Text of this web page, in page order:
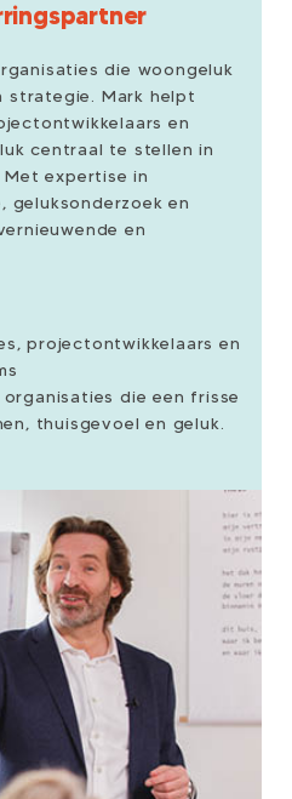
die woongeluk
strategie. Mark helpt
en
centraal te stellen in
expertise in
geluksonderzoek en
en
projectontwikkelaars en
organisaties die een frisse
thuisgevoel en geluk.